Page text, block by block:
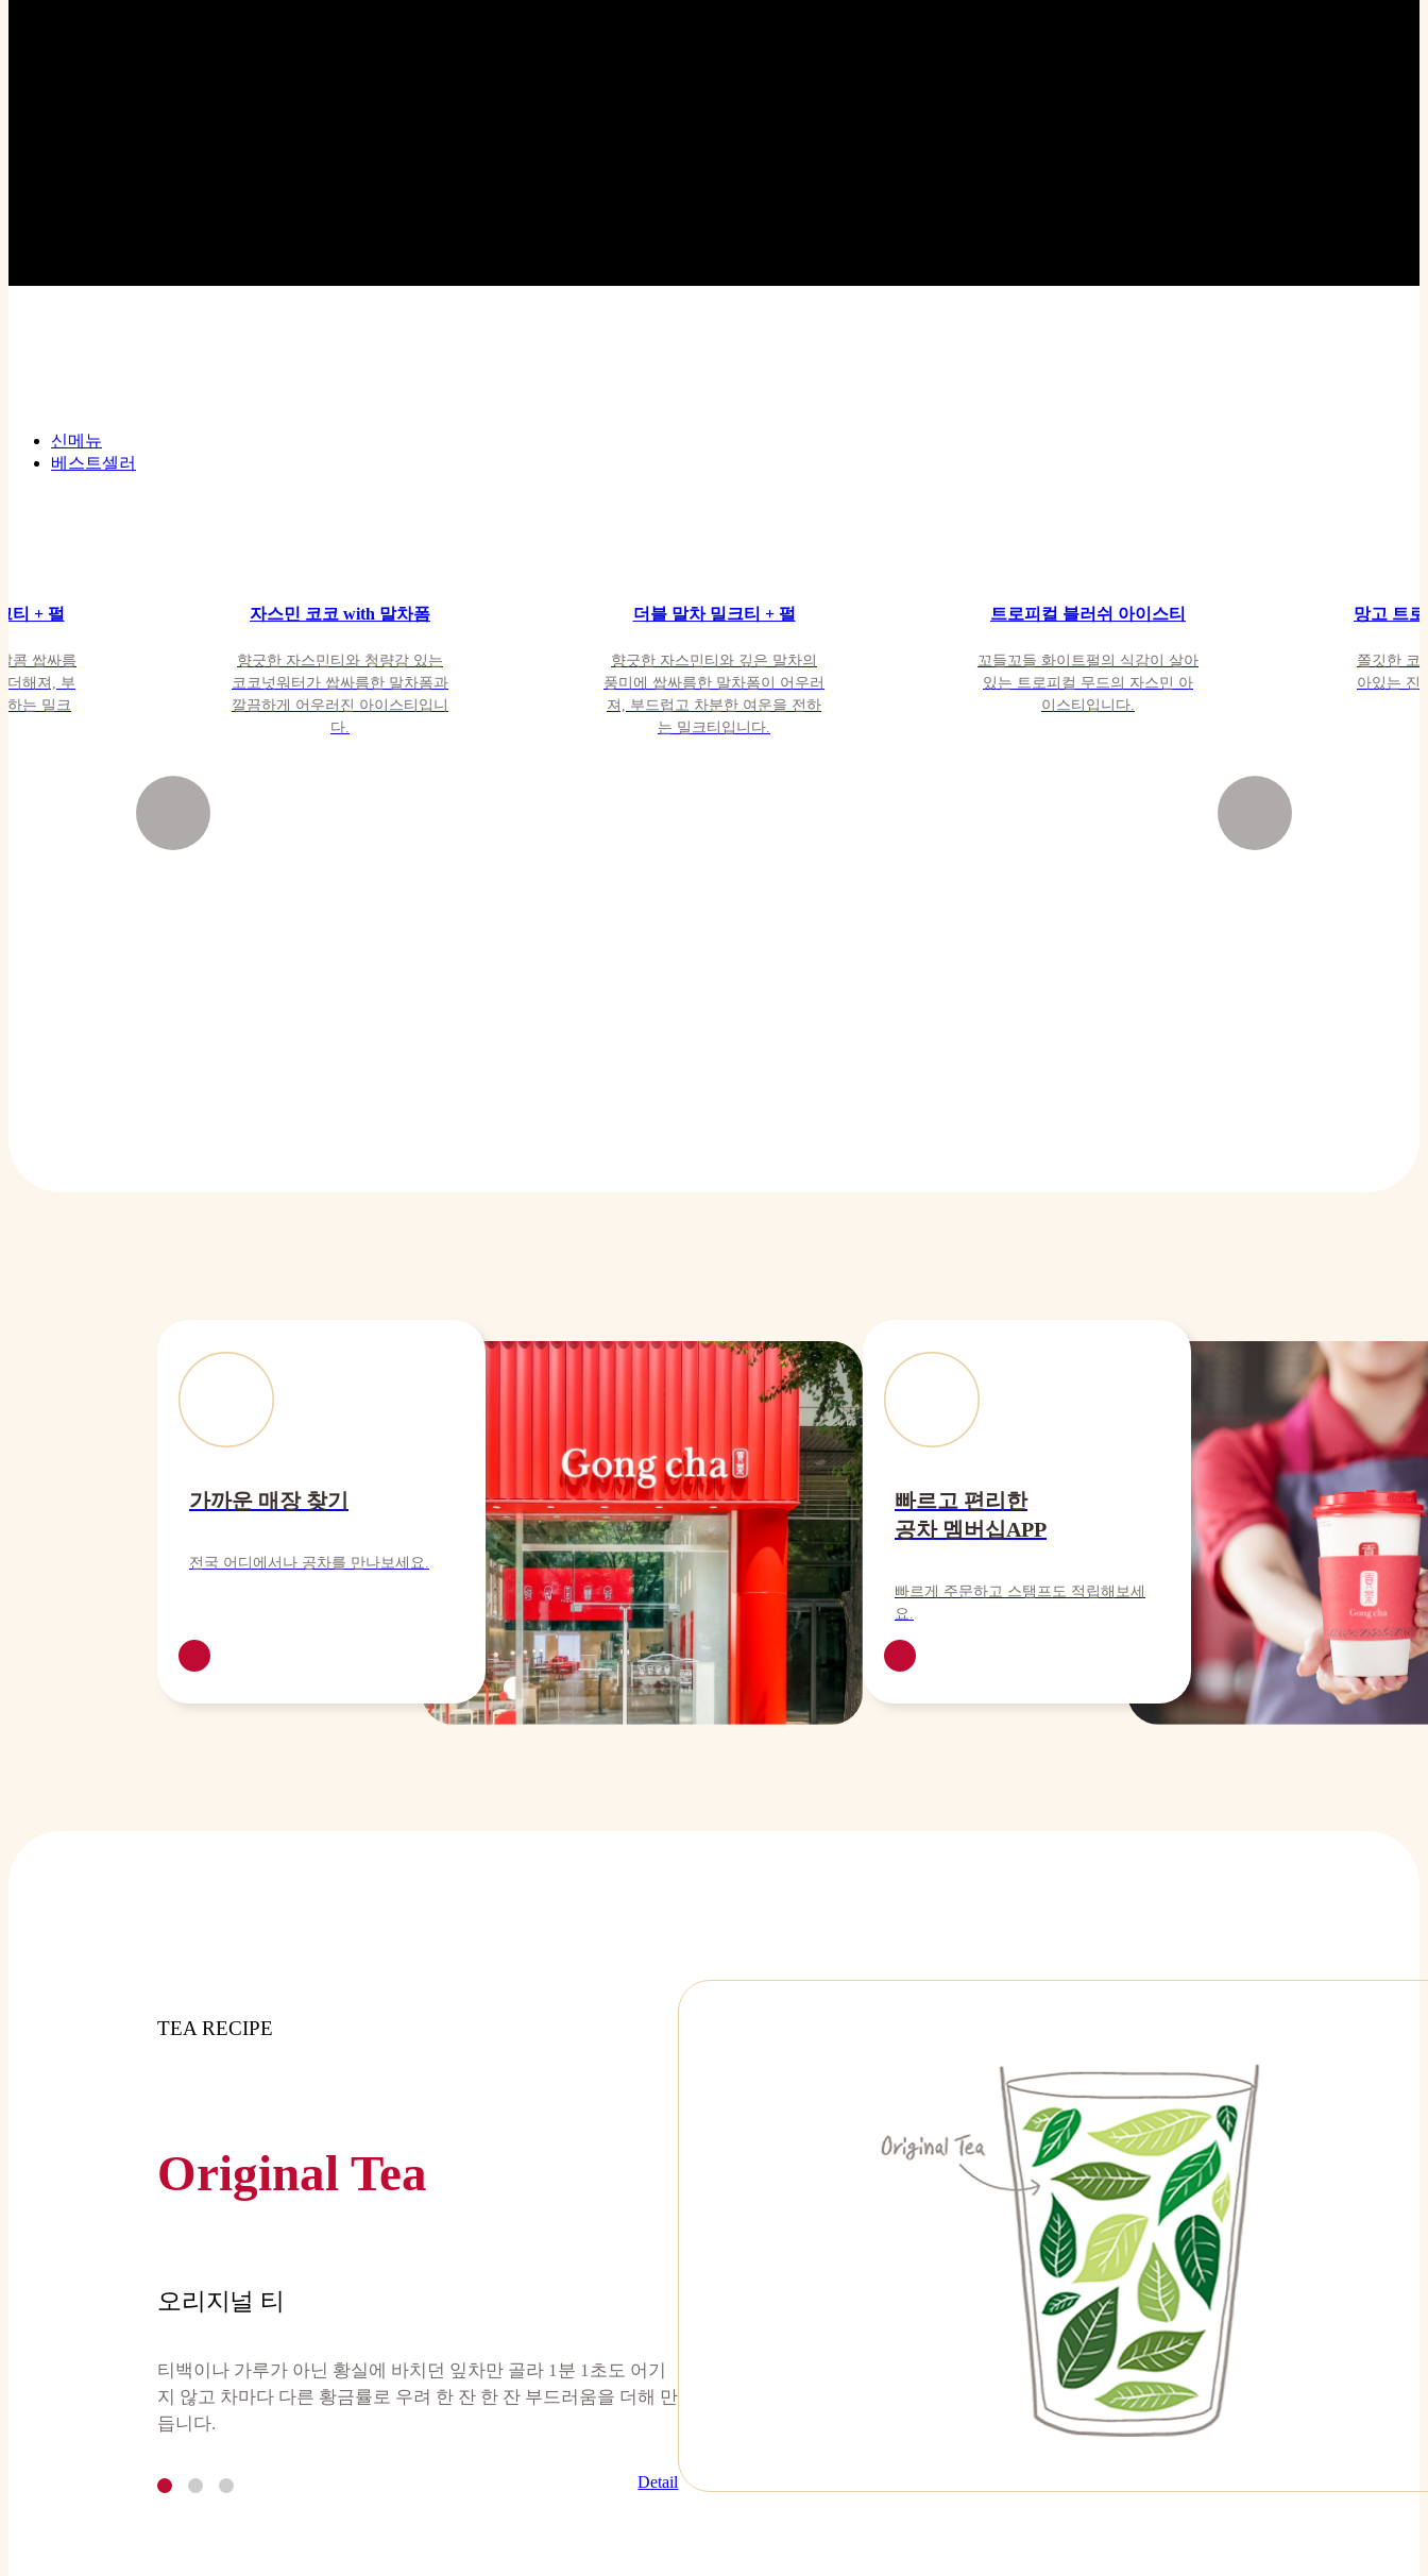
신메뉴
베스트셀러
티 + 펄
콤 쌉싸름
더해져, 부
하는 밀크
티 + 펄
자스민 코코 with 말차폼
향긋한 자스민티와 청량감 있는
코코넛워터가 쌉싸름한 말차폼과
깔끔하게 어우러진 아이스티입니
다.
자스민 코코 with 말차폼
더블 말차 밀크티 + 펄
향긋한 자스민티와 깊은 말차의
풍미에 쌉싸름한 말차폼이 어우러
져, 부드럽고 차분한 여운을 전하
는 밀크티입니다.
더블 말차 밀크티 + 펄
트로피컬 블러쉬 아이스티
꼬들꼬들 화이트펄의 식감이 살아
있는 트로피컬 무드의 자스민 아
이스티입니다.
트로피컬 블러쉬 아이스티
망고 트
쫄깃한 코
아있는 진
망고 트
가까운 매장 찾기
전국 어디에서나 공차를 만나보세요.
빠르고 편리한
공차 멤버십APP
빠르게 주문하고 스탬프도 적립해보세
요.
TEA RECIPE
Original Tea
오리지널 티
티백이나 가루가 아닌 황실에 바치던 잎차만 골라 1분 1초도 어기
지 않고 차마다 다른 황금률로 우려 한 잔 한 잔 부드러움을 더해 만
듭니다.
Detail